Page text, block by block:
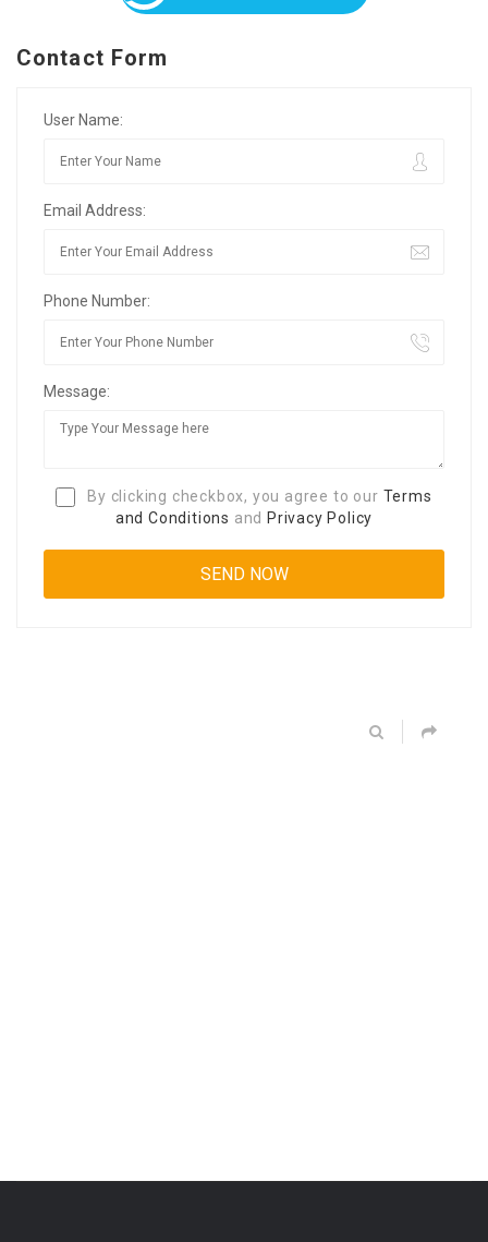
Contact Form
User Name:
Email Address:
Phone Number:
Message:
By clicking checkbox, you agree to our Terms
and Conditions and Privacy Policy